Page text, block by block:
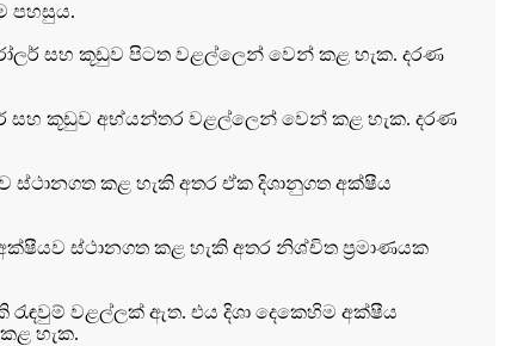
පහසුය.
සහ කූඩුව පිටත වළල්ලෙන් වෙන් කළ හැක. දරණ
සහ කූඩුව අභ්යන්තර වළල්ලෙන් වෙන් කළ හැක. දරණ
ස්ථානගත කළ හැකි අතර ඒක දිශානුගත අක්ෂීය
ස්ථානගත කළ හැකි අතර නිශ්චිත ප්‍රමාණයක
වළල්ලක් ඇත. එය දිශා දෙකෙහිම අක්ෂීය
හැක.